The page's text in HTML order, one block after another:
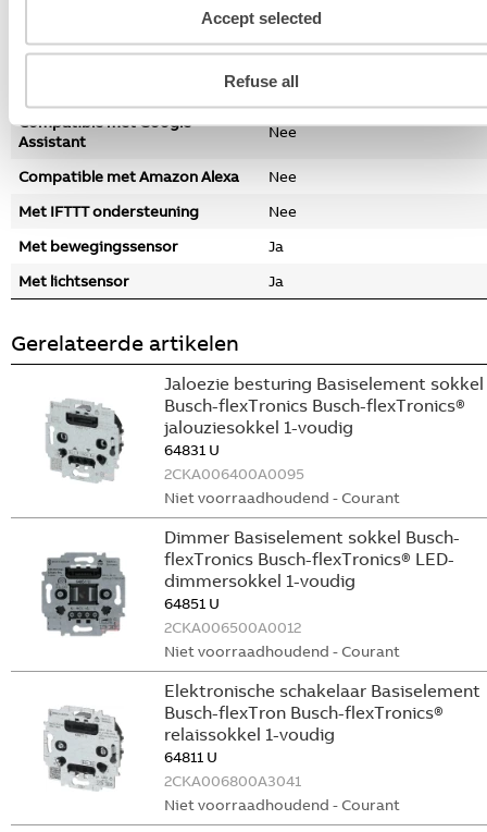
Accept selected
Refuse all
bewegingsmelder/drukvlakschakelaar
Ja
Met oriëntatieverlichting
Nee
Compatible met Apple HomeKit
Nee
Compatible met Google
Assistant
Nee
Compatible met Amazon Alexa
Nee
Met IFTTT ondersteuning
Nee
Met bewegingssensor
Ja
Met lichtsensor
Ja
Gerelateerde artikelen
Jaloezie besturing Basiselement sokkel
Busch-flexTronics Busch-flexTronics®
jalouziesokkel 1-voudig
64831 U
2CKA006400A0095
Niet voorraadhoudend - Courant
Dimmer Basiselement sokkel Busch-
flexTronics Busch-flexTronics® LED-
dimmersokkel 1-voudig
64851 U
2CKA006500A0012
Niet voorraadhoudend - Courant
Elektronische schakelaar Basiselement
Busch-flexTron Busch-flexTronics®
relaissokkel 1-voudig
64811 U
2CKA006800A3041
Niet voorraadhoudend - Courant